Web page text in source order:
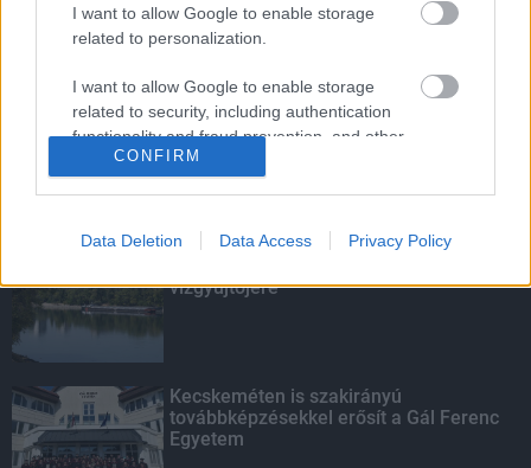
I want to allow Google to enable storage
related to personalization.
I want to allow Google to enable storage
related to security, including authentication
functionality and fraud prevention, and other
user protection.
CONFIRM
Data Deletion Data Access Privacy Policy
fennakadás nélkül a Híd-csoport
vízgyűjtőjére
Kecskeméten is szakirányú
továbbképzésekkel erősít a Gál Ferenc
Egyetem